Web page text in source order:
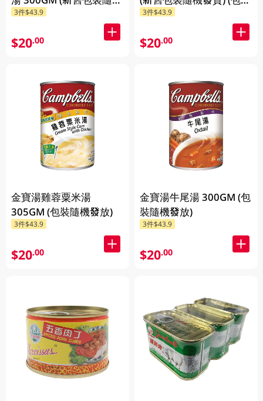
發貨) (包裝隨機發放)
3件$43.9
$20.00
金寶湯雞蓉粟米湯
305GM (包裝隨機發放)
3件$43.9
$20.00
隨機發放)
3件$43.9
$20.00
金寶湯牛尾湯 300GM (包
裝隨機發放)
3件$43.9
$20.00